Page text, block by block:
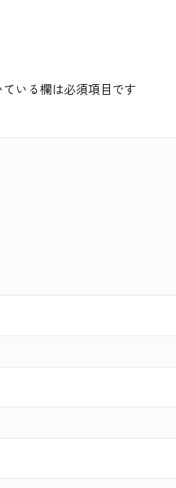
ている欄は必須項目です